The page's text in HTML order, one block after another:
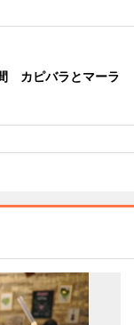
カピバラとマーラ